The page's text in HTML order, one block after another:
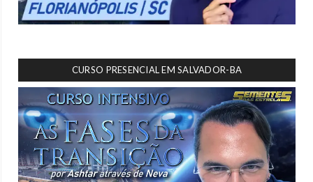
CURSO PRESENCIAL EM SALVADOR-BA